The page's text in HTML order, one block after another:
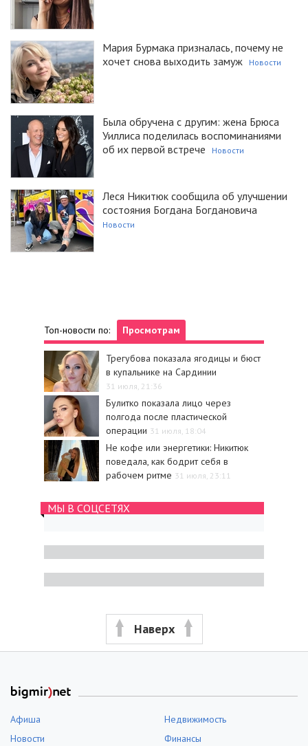
Мария Бурмака призналась, почему не
хочет снова выходить замуж
Новости
Была обручена с другим: жена Брюса
Уиллиса поделилась воспоминаниями
об их первой встрече
Новости
Леся Никитюк сообщила об улучшении
состояния Богдана Богдановича
Новости
Топ-новости по: Просмотрам
Трегубова показала ягодицы и бюст
в купальнике на Сардинии
31 июля, 21:36
Булитко показала лицо через
полгода после пластической
операции 31 июля, 18:04
Не кофе или энергетики: Никитюк
поведала, как бодрит себя в
рабочем ритме 31 июля, 23:11
МЫ В СОЦСЕТЯХ
Наверх
Афиша
Недвижимость
Новости
Финансы